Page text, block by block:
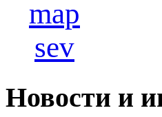
Новости и